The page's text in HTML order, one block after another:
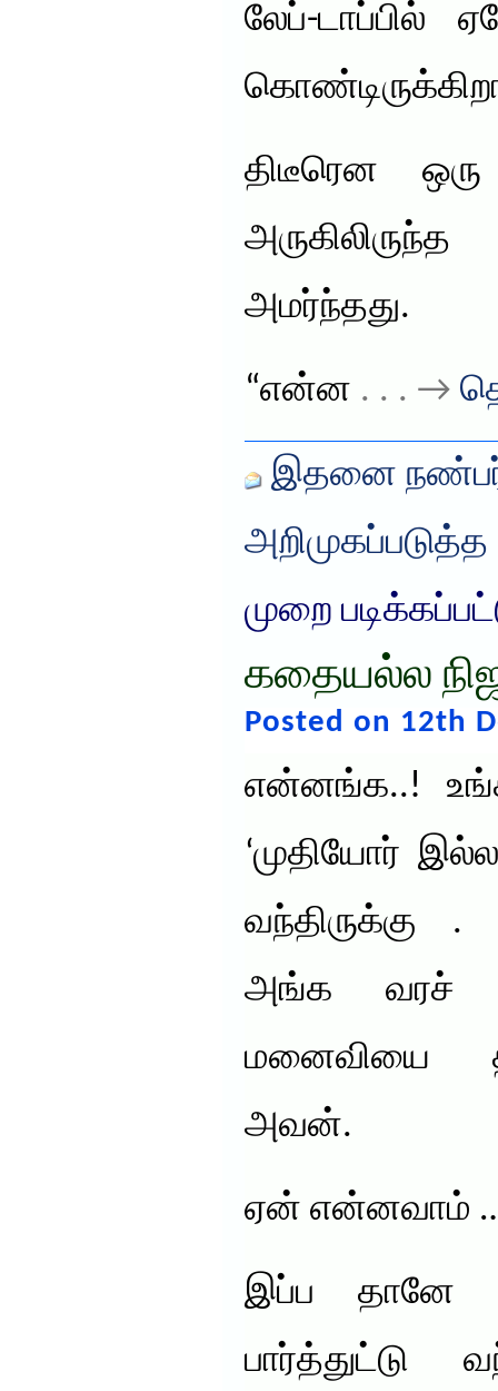
லேப்-டாப்பில்
திடீரென
அமர்ந்தது.
“என்ன . . . →
இதனை
அறிமுகப்படுத்த
முறை
கதையல்ல
Posted on 12th
என்னங்க..!
‘முதியோர்
வந்திருக்கு
அங்க வரச்
மனைவியை
அவன்.
ஏன் என்னவாம்
இப்ப தானே
பார்த்துட்டு